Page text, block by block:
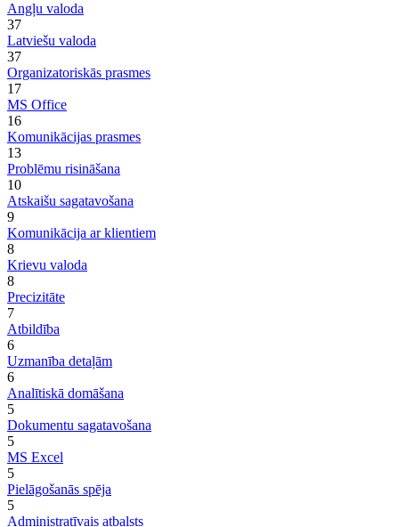
Angļu valoda
37
Latviešu valoda
37
Organizatoriskās prasmes
17
MS Office
16
Komunikācijas prasmes
13
Problēmu risināšana
10
Atskaišu sagatavošana
9
Komunikācija ar klientiem
8
Krievu valoda
8
Precizitāte
7
Atbildība
6
Uzmanība detaļām
6
Analītiskā domāšana
5
Dokumentu sagatavošana
5
MS Excel
5
Pielāgošanās spēja
5
Administratīvais atbalsts